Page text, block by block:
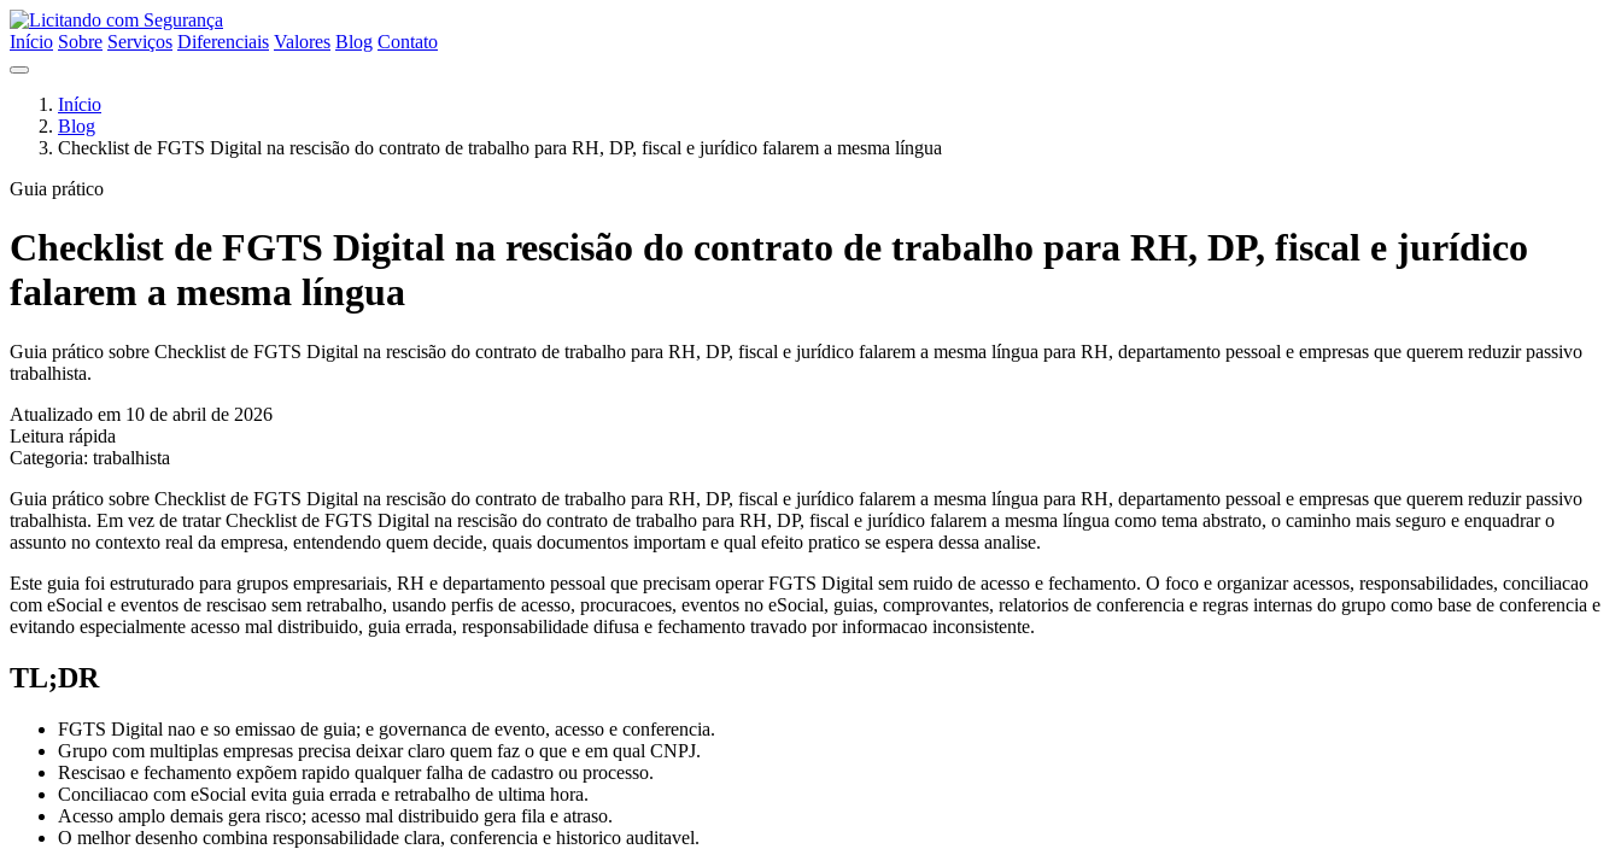
Início Sobre Serviços Diferenciais Valores Blog Contato
Início
Blog
Checklist de FGTS Digital na rescisão do contrato de trabalho para RH, DP, fiscal e jurídico falarem a mesma língua
Guia prático
Checklist de FGTS Digital na rescisão do contrato de trabalho para RH, DP, fiscal e jurídico
falarem a mesma língua
Guia prático sobre Checklist de FGTS Digital na rescisão do contrato de trabalho para RH, DP, fiscal e jurídico falarem a mesma língua para RH, departamento pessoal e empresas que querem reduzir passivo
trabalhista.
Atualizado em 10 de abril de 2026
Leitura rápida
Categoria: trabalhista
Guia prático sobre Checklist de FGTS Digital na rescisão do contrato de trabalho para RH, DP, fiscal e jurídico falarem a mesma língua para RH, departamento pessoal e empresas que querem reduzir passivo
trabalhista. Em vez de tratar Checklist de FGTS Digital na rescisão do contrato de trabalho para RH, DP, fiscal e jurídico falarem a mesma língua como tema abstrato, o caminho mais seguro e enquadrar o
assunto no contexto real da empresa, entendendo quem decide, quais documentos importam e qual efeito pratico se espera dessa analise.
Este guia foi estruturado para grupos empresariais, RH e departamento pessoal que precisam operar FGTS Digital sem ruido de acesso e fechamento. O foco e organizar acessos, responsabilidades, conciliacao
com eSocial e eventos de rescisao sem retrabalho, usando perfis de acesso, procuracoes, eventos no eSocial, guias, comprovantes, relatorios de conferencia e regras internas do grupo como base de conferencia e
evitando especialmente acesso mal distribuido, guia errada, responsabilidade difusa e fechamento travado por informacao inconsistente.
TL;DR
FGTS Digital nao e so emissao de guia; e governanca de evento, acesso e conferencia.
Grupo com multiplas empresas precisa deixar claro quem faz o que e em qual CNPJ.
Rescisao e fechamento expõem rapido qualquer falha de cadastro ou processo.
Conciliacao com eSocial evita guia errada e retrabalho de ultima hora.
Acesso amplo demais gera risco; acesso mal distribuido gera fila e atraso.
O melhor desenho combina responsabilidade clara, conferencia e historico auditavel.